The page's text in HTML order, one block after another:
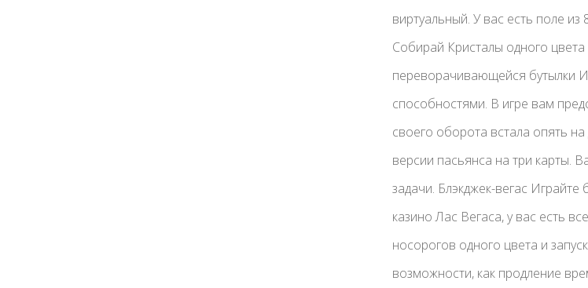
виртуальный. У вас есть поле
Собирай Кристалы одного
переворачивающейся бутылки
способностями. В игре вам
своего оборота встала опять
версии пасьянса на три карты.
задачи. Блэкджек-вегас
казино Лас Вегаса, у вас есть
носорогов одного цвета и
возможности, как продление